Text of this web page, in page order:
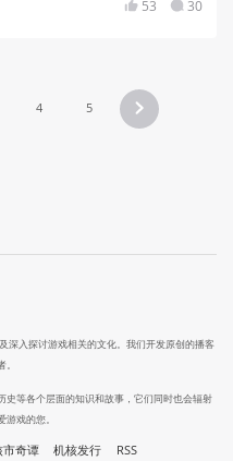
53 30
4 5
深入探讨游戏相关的文化。我们开发原创的播客
等各个层面的知识和故事，它们同时也会辐射
戏的您。
市奇谭 机核发行 RSS